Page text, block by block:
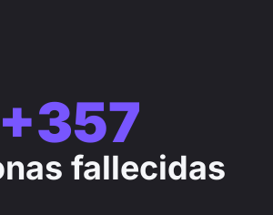
+357
fallecidas